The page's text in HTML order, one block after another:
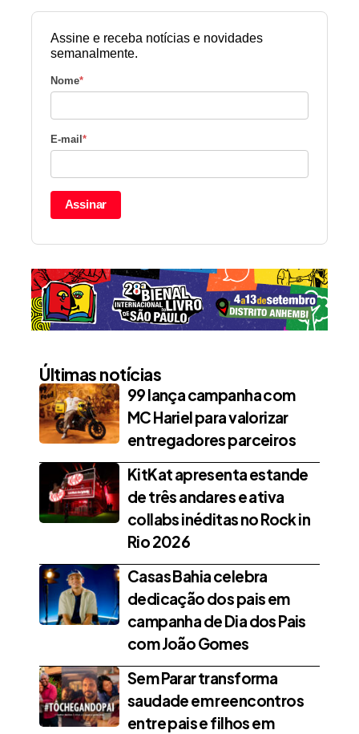
Assine e receba notícias e novidades
semanalmente.
Nome*
E-mail*
Assinar
Últimas notícias
99 lança campanha com
MC Hariel para valorizar
entregadores parceiros
KitKat apresenta estande
de três andares e ativa
collabs inéditas no Rock in
Rio 2026
Casas Bahia celebra
dedicação dos pais em
campanha de Dia dos Pais
com João Gomes
Sem Parar transforma
saudade em reencontros
entre pais e filhos em